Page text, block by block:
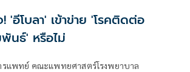
'อีโบลา' เข้าข่าย 'โรคติดต่อ
นธ์' หรือไม่
รแพทย์ คณะแพทยศาสตร์โรงพยาบาล